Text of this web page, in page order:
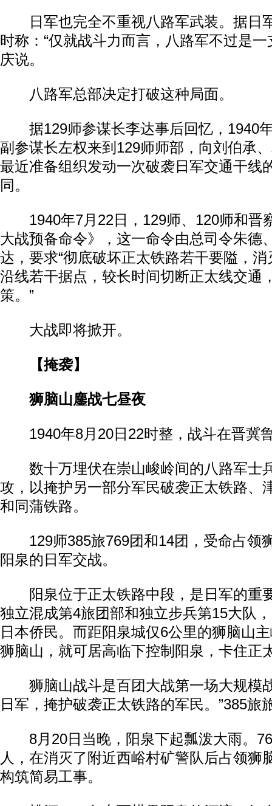
日军也完全不重视八路军武装。据日
时称：“仅就战斗力而言，八路军不过是一
庆说。
八路军总部决定打破这种局面。
据129师参谋长李达事后回忆，1940
副参谋长左权来到129师师部，向刘伯承
最近准备组织发动一次破袭日军交通干线
同。
1940年7月22日，129师、120师和晋
大战预备命令》，这一命令由总司令朱德
达，要求“彻底破坏正太铁路若干要隘，
沿线若干据点，较长时间切断正太线交通
策。”
大战即将掀开。
【掩袭】
狮脑山鏖战七昼夜
1940年8月20日22时整，战斗在晋冀
数十万埋伏在崇山峻岭间的八路军士
攻，以掩护另一部分军民破袭正太铁路、
和同蒲铁路。
129师385旅769团和14团，受命占领
阳泉的日军交战。
阳泉位于正太铁路中段，是日军的重
独立混成第4旅团部和独立步兵第15大队
日本侨民。而距阳泉城仅6公里的狮脑山
狮脑山，就可居高临下控制阳泉，卡住正
狮脑山战斗是百团大战第一场大规模
日军，掩护破袭正太铁路的军民。”385旅
8月20日当晚，阳泉下起瓢泼大雨。
人，在消灭了附近西峪村矿警队后占领狮
构筑简易工事。